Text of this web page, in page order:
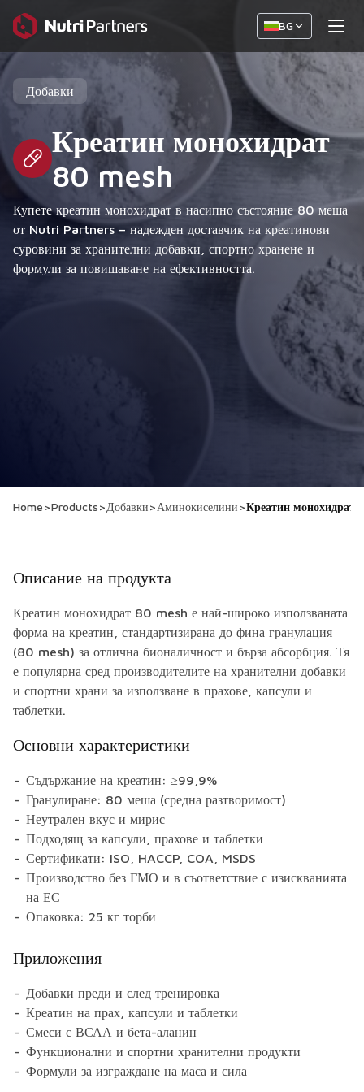
BG
Добавки
Креатин монохидрат
80 mesh
Купете креатин монохидрат в насипно състояние 80 меша
от Nutri Partners – надежден доставчик на креатинови
суровини за хранителни добавки, спортно хранене и
формули за повишаване на ефективността.
Home>Products>Добавки>Аминокиселини>Креатин монохидрат
Описание на продукта
Креатин монохидрат 80 mesh е най-широко използваната
форма на креатин, стандартизирана до фина гранулация
(80 mesh) за отлична бионаличност и бърза абсорбция. Тя
е популярна сред производителите на хранителни добавки
и спортни храни за използване в прахове, капсули и
таблетки.
Основни характеристики
Съдържание на креатин: ≥99,9%
Гранулиране: 80 меша (средна разтворимост)
Неутрален вкус и мирис
Подходящ за капсули, прахове и таблетки
Сертификати: ISO, HACCP, COA, MSDS
Производство без ГМО и в съответствие с изискванията
на ЕС
Опаковка: 25 кг торби
Приложения
Добавки преди и след тренировка
Креатин на прах, капсули и таблетки
Смеси с ВСАА и бета-аланин
Функционални и спортни хранителни продукти
Формули за изграждане на маса и сила